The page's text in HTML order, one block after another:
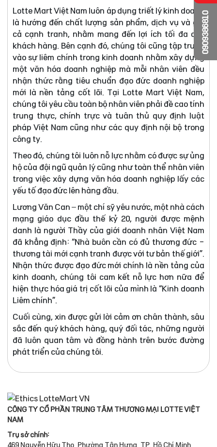
Lotte Mart Việt Nam luôn áp dụng triết lý kinh doanh
là hướng đến chất lượng sản phẩm, dịch vụ và giá
cả cạnh tranh, nhằm mang đến lợi ích tối đa cho
khách hàng. Bên cạnh đó, chúng tôi cũng tập trung
vào sự liêm chính trong kinh doanh nhằm xây dựng
một văn hóa doanh nghiệp mà mỗi nhân viên đều
nhận thức rằng tiêu chuẩn đạo đức doanh nghiệp
mới là nền tảng cốt lõi. Tại Lotte Mart Việt Nam,
chúng tôi yêu cầu toàn bộ nhân viên phải đề cao tính
trung thực, chính trực và tuân thủ quy định luật
pháp Việt Nam cũng như các quy định nội bộ trong
công ty.
Theo đó, chúng tôi luôn nỗ lực nhằm có được sự ủng
hộ của đội ngũ quản lý cũng như toàn thể nhân viên
trong việc xây dựng văn hóa doanh nghiệp lấy các
yếu tố đạo đức lên hàng đầu.
Lương Văn Can – một chí sỹ yêu nước, một nhà cách
mạng giáo dục đầu thế kỷ 20, người được mệnh
danh là người Thầy của giới doanh nhân Việt Nam
đã khẳng định: “Nhà buôn cần có đủ thương đức -
thương tài mới cạnh tranh được với tư bản thế giới”.
Nhận thức được đạo đức mới chính là nền tảng của
kinh doanh, chúng tôi cam kết nỗ lực hơn nữa để
hiện thực hóa giá trị cốt lõi của mình là “Kinh doanh
Liêm chính”.
Cuối cùng, xin được gửi lời cảm ơn chân thành, sâu
sắc đến quý khách hàng, quý đối tác, những người
đã luôn quan tâm và đồng hành trên bước đường
phát triển của chúng tôi.
CÔNG TY CỔ PHẦN TRUNG TÂM THƯƠNG MẠI LOTTE VIỆT
NAM
Trụ sở chính:
469 Nguyễn Hữu Thọ, Phường Tân Hưng, TP. Hồ Chí Minh
0909386810